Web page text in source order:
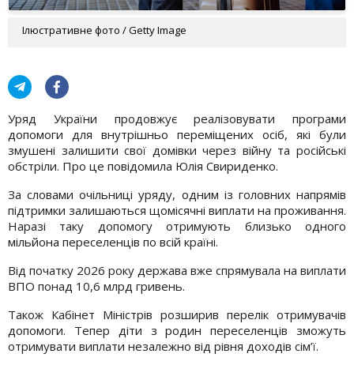
Ілюстративне фото / Getty Image
Уряд України продовжує реалізовувати програми
допомоги для внутрішньо переміщених осіб, які були
змушені залишити свої домівки через війну та російські
обстріли. Про це повідомила Юлія Свириденко.
За словами очільниці уряду, одним із головних напрямів
підтримки залишаються щомісячні виплати на проживання.
Наразі таку допомогу отримують близько одного
мільйона переселенців по всій країні.
Від початку 2026 року держава вже спрямувала на виплати
ВПО понад 10,6 млрд гривень.
Також Кабінет Міністрів розширив перелік отримувачів
допомоги. Тепер діти з родин переселенців зможуть
отримувати виплати незалежно від рівня доходів сім’ї.